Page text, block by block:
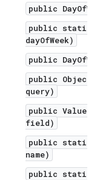
public
public static
dayOfWeek)
public
public Object
query)
public
field)
public static
name)
public static